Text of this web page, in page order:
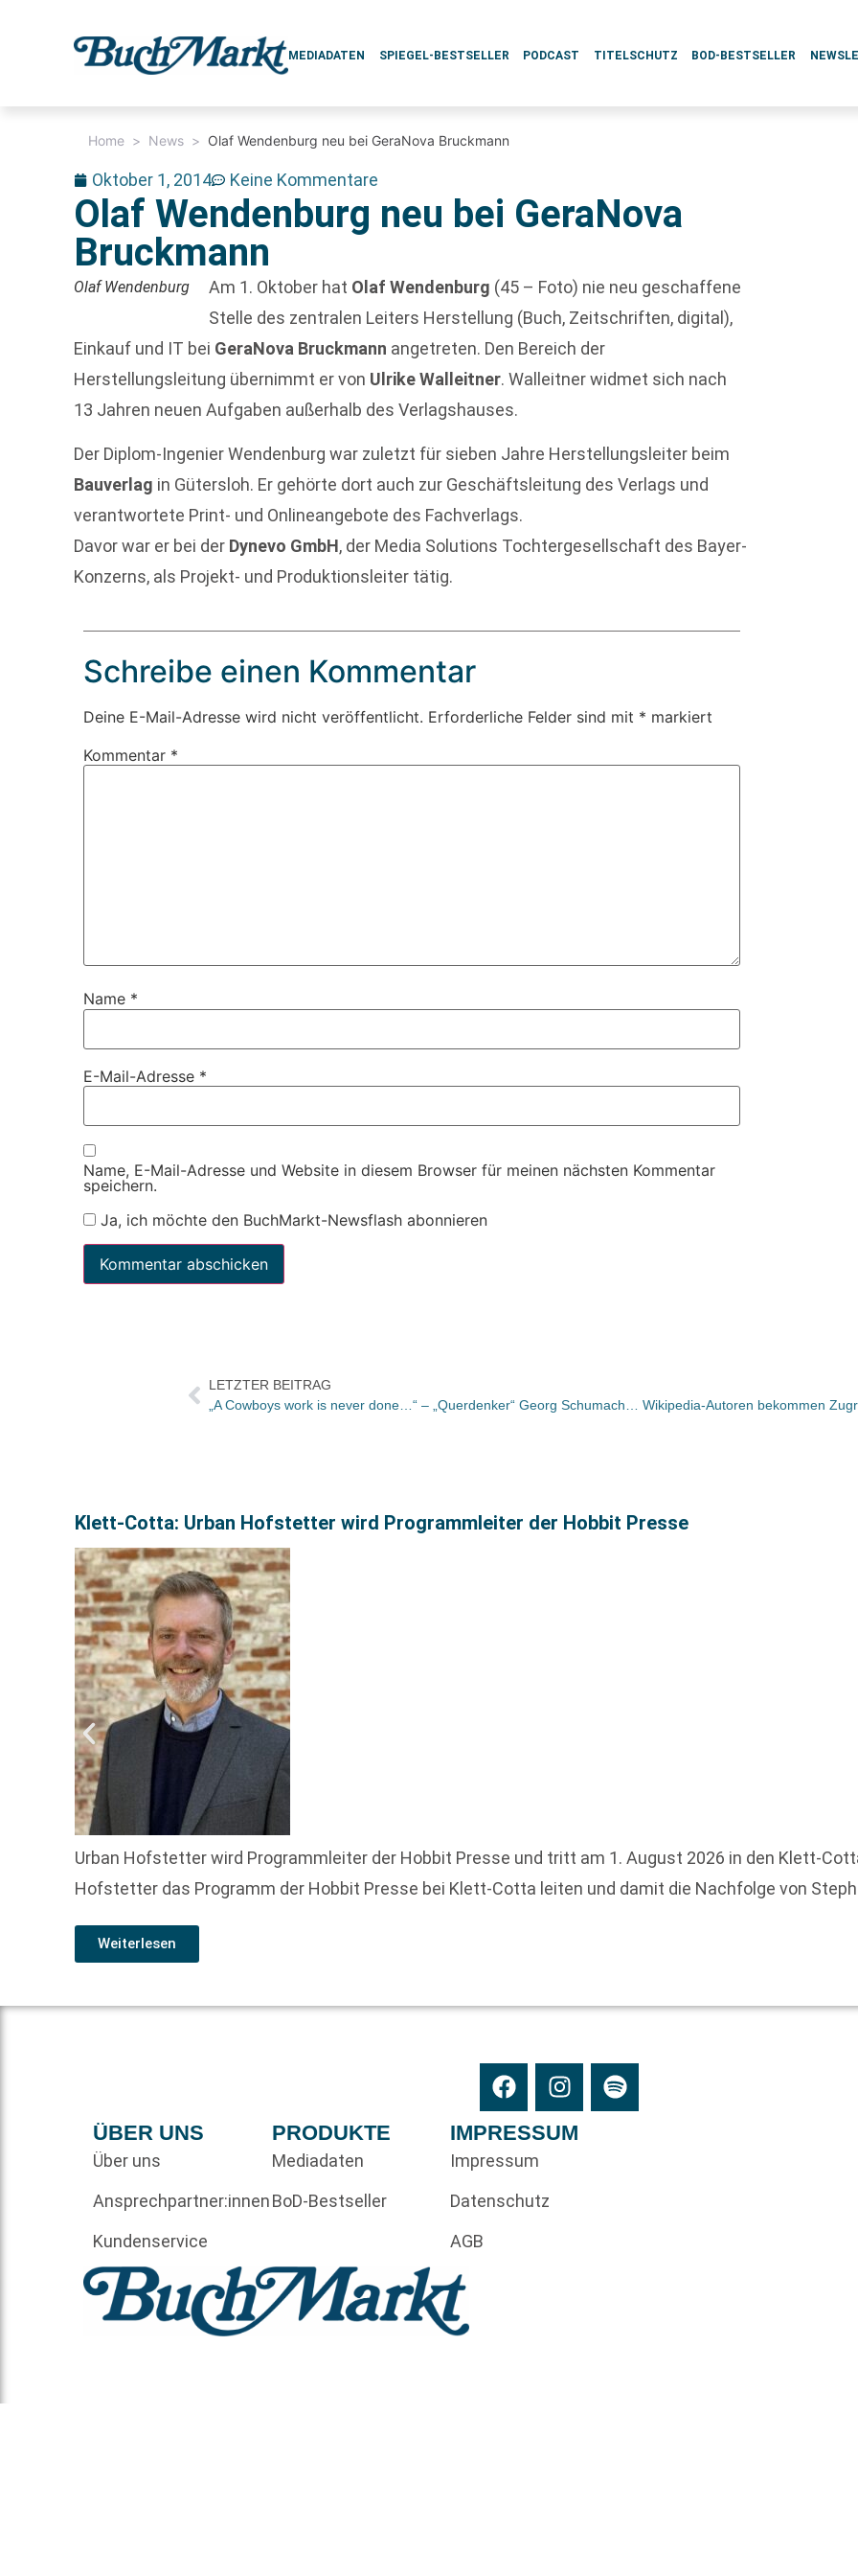
MEDIADATEN SPIEGEL-BESTSELLER PODCAST TITELSCHUTZ BOD-BESTSELLER
Home > News > Olaf Wendenburg neu bei GeraNova Bruckmann
Oktober 1, 2014 Keine Kommentare
Olaf Wendenburg neu bei GeraNova
Bruckmann
Olaf Wendenburg Am 1. Oktober hat Olaf Wendenburg (45 – Foto) nie neu geschaffene
Stelle des zentralen Leiters Herstellung (Buch, Zeitschriften, digital),
Einkauf und IT bei GeraNova Bruckmann angetreten. Den Bereich der
Herstellungsleitung übernimmt er von Ulrike Walleitner. Walleitner widmet sich nach
13 Jahren neuen Aufgaben außerhalb des Verlagshauses.
Der Diplom-Ingenier Wendenburg war zuletzt für sieben Jahre Herstellungsleiter beim
Bauverlag in Gütersloh. Er gehörte dort auch zur Geschäftsleitung des Verlags und
verantwortete Print- und Onlineangebote des Fachverlags.
Davor war er bei der Dynevo GmbH, der Media Solutions Tochtergesellschaft des Bayer-
Konzerns, als Projekt- und Produktionsleiter tätig.
Schreibe einen Kommentar
Deine E-Mail-Adresse wird nicht veröffentlicht. Erforderliche Felder sind mit * markiert
Kommentar *
Name *
E-Mail-Adresse *
Name, E-Mail-Adresse und Website in diesem Browser für meinen nächsten Kommentar
speichern.
Ja, ich möchte den BuchMarkt-Newsflash abonnieren
LETZTER BEITRAG
Klett-Cotta: Urban Hofstetter wird Programmleiter der Hobbit Presse
Urban Hofstetter wird Programmleiter der Hobbit Presse und tritt am 1. August 2026 in den Klett-
Hofstetter das Programm der Hobbit Presse bei Klett-Cotta leiten und damit die Nachfolge von
Weiterlesen
ÜBER UNS
Über uns
Ansprechpartner:innen
Kundenservice
PRODUKTE
Mediadaten
BoD-Bestseller
IMPRESSUM
Impressum
Datenschutz
AGB